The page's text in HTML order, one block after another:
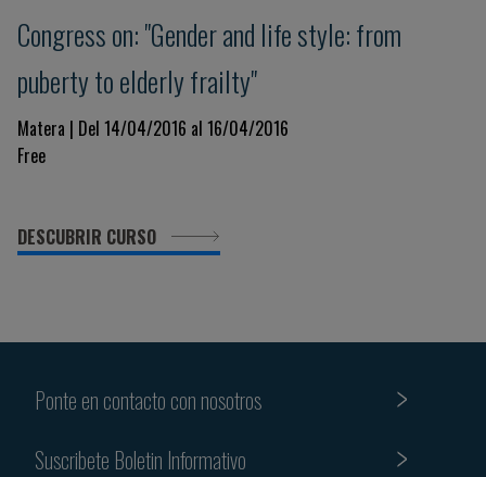
Congress on: "Gender and life style: from
puberty to elderly frailty"
Matera | Del 14/04/2016 al 16/04/2016
Free
DESCUBRIR CURSO
Ponte en contacto con nosotros
Suscribete Boletin Informativo